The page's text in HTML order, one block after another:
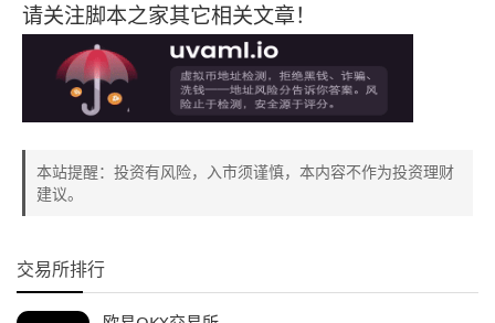
请关注脚本之家其它相关文章！
本站提醒：投资有风险，入市须谨慎，本内容不作为投资理财
建议。
交易所排行